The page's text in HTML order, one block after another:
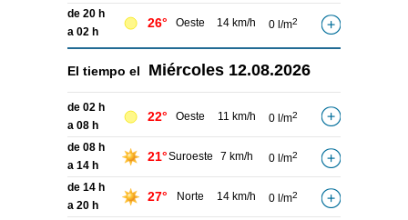
de 20 h
a 02 h
26° Oeste 14 km/h 0 l/m2
El tiempo el Miércoles 12.08.2026
de 02 h
a 08 h
22° Oeste 11 km/h 0 l/m2
de 08 h
a 14 h
21°Suroeste 7 km/h 0 l/m2
de 14 h
a 20 h
27° Norte 14 km/h 0 l/m2